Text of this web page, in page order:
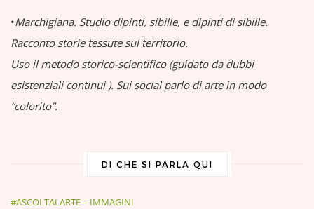
•Marchigiana. Studio dipinti, sibille, e dipinti di sibille.
Racconto storie tessute sul territorio.
Uso il metodo storico-scientifico (guidato da dubbi
esistenziali continui ). Sui social parlo di arte in modo
“colorito”.
DI CHE SI PARLA QUI
#ASCOLTALARTE – IMMAGINI